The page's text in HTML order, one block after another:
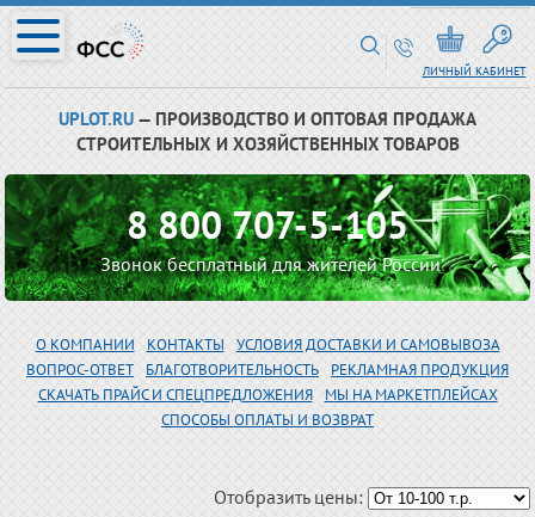
ЛИЧНЫЙ КАБИНЕТ
UPLOT.RU — ПРОИЗВОДСТВО И ОПТОВАЯ ПРОДАЖА
СТРОИТЕЛЬНЫХ И ХОЗЯЙСТВЕННЫХ ТОВАРОВ
8 800 707-5-105
Звонок бесплатный для жителей России
О КОМПАНИИ КОНТАКТЫ
УСЛОВИЯ ДОСТАВКИ И САМОВЫВОЗА
ВОПРОС-ОТВЕТ
БЛАГОТВОРИТЕЛЬНОСТЬ
РЕКЛАМНАЯ ПРОДУКЦИЯ
СКАЧАТЬ ПРАЙС И СПЕЦПРЕДЛОЖЕНИЯ
МЫ НА МАРКЕТПЛЕЙСАХ
СПОСОБЫ ОПЛАТЫ И ВОЗВРАТ
Отобразить цены: